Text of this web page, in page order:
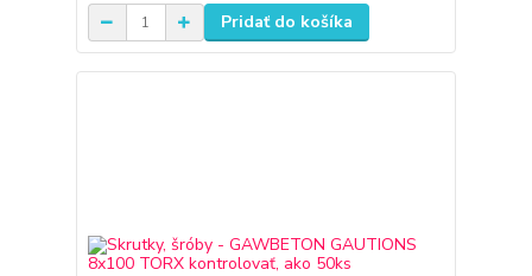
Pridať do košíka